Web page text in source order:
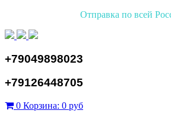
Отправка по всей
+79049898023
+79126448705
0 Корзина: 0 руб